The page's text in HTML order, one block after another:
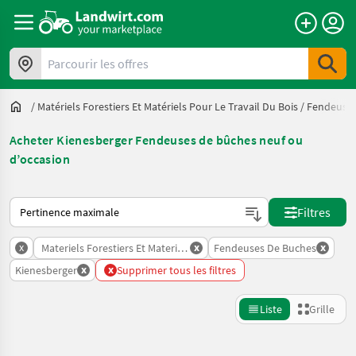
Parcourir les offres
/ Matériels Forestiers Et Matériels Pour Le Travail Du Bois /
Acheter Kienesberger Fendeuses de bûches neuf ou
d’occasion
Voici comment les annonces sont triées sur Landwirt.com
Filtres
x Materiels Forestiers Et Materiels Pour Le Travail Du Bois
x Fendeuses De Buches x
Kienesberger x x Supprimer tous les filtres
Liste Grille